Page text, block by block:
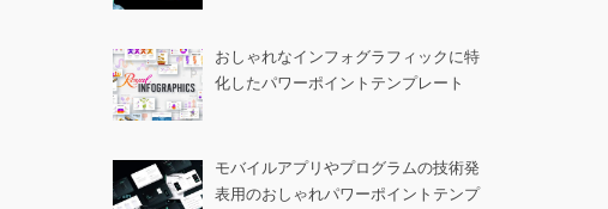
おしゃれなインフォグラフィックに特
化したパワーポイントテンプレート
モバイルアプリやプログラムの技術発
表用のおしゃれパワーポイントテンプ